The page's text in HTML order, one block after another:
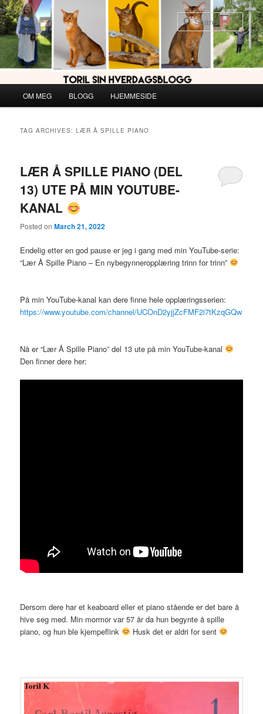
Skip
to
primary
content
Skip
to
secondary
content
OM MEG BLOGG HJEMMESIDE
TAG ARCHIVES:LÆR Å SPILLE PIANO
LÆR Å SPILLE PIANO (DEL
13) UTE PÅ MIN YOUTUBE-
KANAL
Posted onMarch 21, 2022
Endelig etter en god pause er jeg i gang med min YouTube-serie:
“Lær Å Spille Piano – En nybegynneropplæring trinn for trinn”
På min YouTube-kanal kan dere finne hele opplæringsserien:
https://www.youtube.com/channel/UCOnD2yjjZcFMF2i7tKzqGQw
Nå er “Lær Å Spille Piano” del 13 ute på min YouTube-kanal
Den finner dere her:
Dersom dere har et keaboard eller et piano stående er det bare å
hive seg med. Min mormor var 57 år da hun begynte å spille
piano, og hun ble kjempeflink
Husk det er aldri for sent